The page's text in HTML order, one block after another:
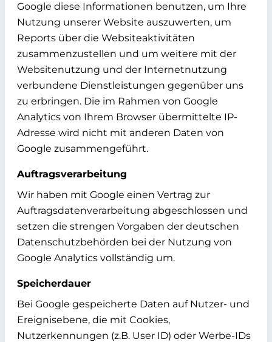
Google diese Informationen benutzen, um Ihre
Nutzung unserer Website auszuwerten, um
Reports über die Websiteaktivitäten
zusammenzustellen und um weitere mit der
Websitenutzung und der Internetnutzung
verbundene Dienstleistungen gegenüber uns
zu erbringen. Die im Rahmen von Google
Analytics von Ihrem Browser übermittelte IP-
Adresse wird nicht mit anderen Daten von
Google zusammengeführt.
Auftragsverarbeitung
Wir haben mit Google einen Vertrag zur
Auftragsdatenverarbeitung abgeschlossen und
setzen die strengen Vorgaben der deutschen
Datenschutzbehörden bei der Nutzung von
Google Analytics vollständig um.
Speicherdauer
Bei Google gespeicherte Daten auf Nutzer- und
Ereignisebene, die mit Cookies,
Nutzerkennungen (z.B. User ID) oder Werbe-IDs